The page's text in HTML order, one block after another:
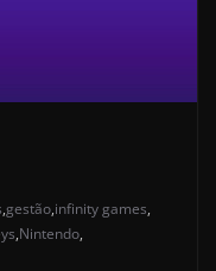
,gestão,infinity games,
,Nintendo,